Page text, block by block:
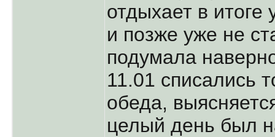
отдыхает в итоге
и позже уже не
подумала
11.01 списались
обеда,
целый день был